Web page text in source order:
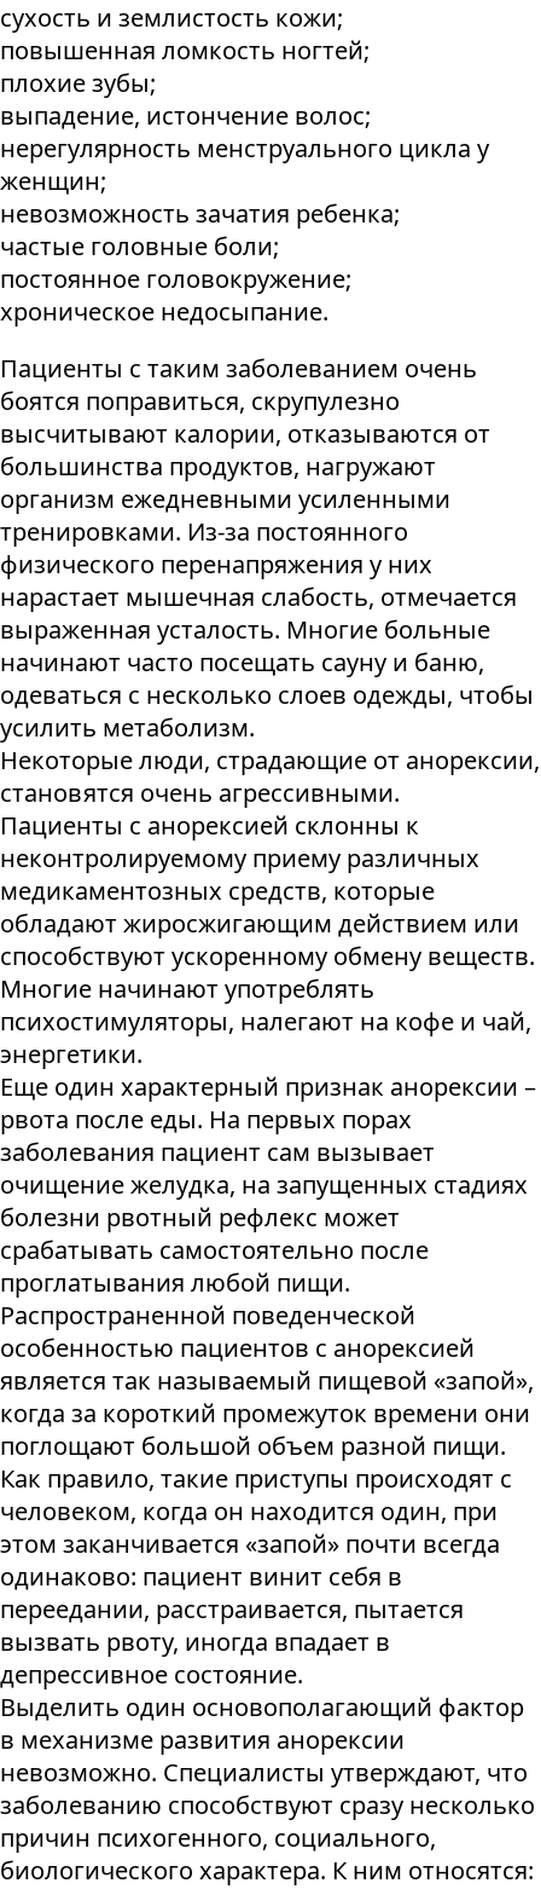
сухость и землистость кожи;
повышенная ломкость ногтей;
плохие зубы;
выпадение, истончение волос;
нерегулярность менструального цикла у
женщин;
невозможность зачатия ребенка;
частые головные боли;
постоянное головокружение;
хроническое недосыпание.
Пациенты с таким заболеванием очень
боятся поправиться, скрупулезно
высчитывают калории, отказываются от
большинства продуктов, нагружают
организм ежедневными усиленными
тренировками. Из-за постоянного
физического перенапряжения у них
нарастает мышечная слабость, отмечается
выраженная усталость. Многие больные
начинают часто посещать сауну и баню,
одеваться с несколько слоев одежды, чтобы
усилить метаболизм.
Некоторые люди, страдающие от анорексии,
становятся очень агрессивными.
Пациенты с анорексией склонны к
неконтролируемому приему различных
медикаментозных средств, которые
обладают жиросжигающим действием или
способствуют ускоренному обмену веществ.
Многие начинают употреблять
психостимуляторы, налегают на кофе и чай,
энергетики.
Еще один характерный признак анорексии –
рвота после еды. На первых порах
заболевания пациент сам вызывает
очищение желудка, на запущенных стадиях
болезни рвотный рефлекс может
срабатывать самостоятельно после
проглатывания любой пищи.
Распространенной поведенческой
особенностью пациентов с анорексией
является так называемый пищевой «запой»,
когда за короткий промежуток времени они
поглощают большой объем разной пищи.
Как правило, такие приступы происходят с
человеком, когда он находится один, при
этом заканчивается «запой» почти всегда
одинаково: пациент винит себя в
переедании, расстраивается, пытается
вызвать рвоту, иногда впадает в
депрессивное состояние.
Выделить один основополагающий фактор
в механизме развития анорексии
невозможно. Специалисты утверждают, что
заболеванию способствуют сразу несколько
причин психогенного, социального,
биологического характера. К ним относятся: